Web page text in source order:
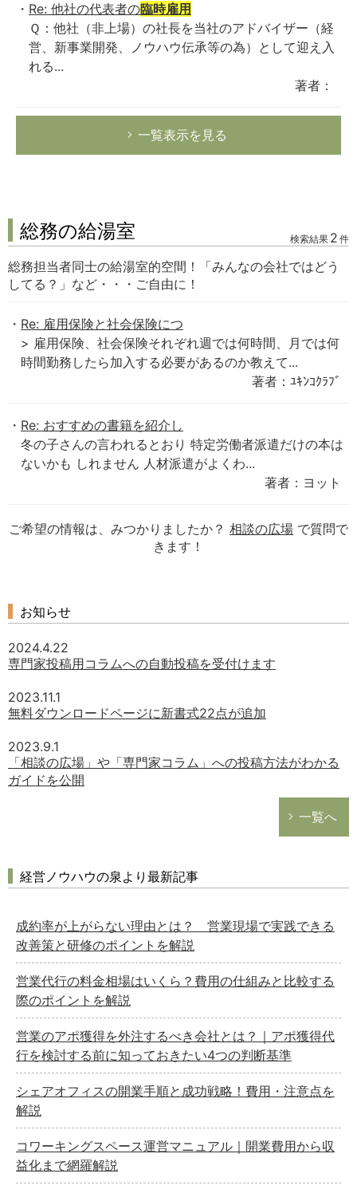
Re: 他社の代表者の臨時雇用
Ｑ：他社（非上場）の社長を当社のアドバイザー（経
営、新事業開発、ノウハウ伝承等の為）として迎え入
れる...
著者：
一覧表示を見る
総務の給湯室 検索結果 2 件
総務担当者同士の給湯室的空間！「みんなの会社ではどう
してる？」など・・・ご自由に！
Re: 雇用保険と社会保険につ
> 雇用保険、社会保険それぞれ週では何時間、月では何
時間勤務したら加入する必要があるのか教えて...
著者：ﾕｷﾝｺｸﾗﾌﾞ
Re: おすすめの書籍を紹介し
冬の子さんの言われるとおり 特定労働者派遣だけの本は
ないかも しれません 人材派遣がよくわ...
著者：ヨット
ご希望の情報は、みつかりましたか？ 相談の広場 で質問で
きます！
お知らせ
2024.4.22
専門家投稿用コラムへの自動投稿を受付けます
2023.11.1
無料ダウンロードページに新書式22点が追加
2023.9.1
「相談の広場」や「専門家コラム」への投稿方法がわかる
ガイドを公開
一覧へ
経営ノウハウの泉より最新記事
成約率が上がらない理由とは？ 営業現場で実践できる
改善策と研修のポイントを解説
営業代行の料金相場はいくら？費用の仕組みと比較する
際のポイントを解説
営業のアポ獲得を外注するべき会社とは？｜アポ獲得代
行を検討する前に知っておきたい4つの判断基準
シェアオフィスの開業手順と成功戦略！費用・注意点を
解説
コワーキングスペース運営マニュアル｜開業費用から収
益化まで網羅解説